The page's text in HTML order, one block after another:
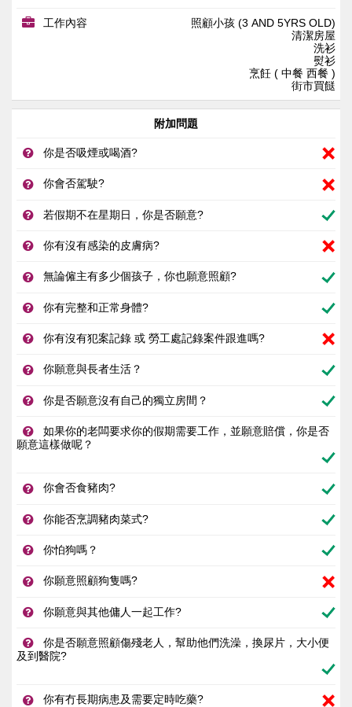
工作內容
照顧小孩 (3 AND 5YRS OLD)
清潔房屋
洗衫
熨衫
烹飪 ( 中餐 西餐 )
街市買餸
附加問題
你是否吸煙或喝酒?
你會否駕駛?
若假期不在星期日，你是否願意?
你有沒有感染的皮膚病?
無論僱主有多少個孩子，你也願意照顧?
你有完整和正常身體?
你有沒有犯案記錄 或 勞工處記錄案件跟進嗎?
你願意與長者生活？
你是否願意沒有自己的獨立房間？
如果你的老闆要求你的假期需要工作，並願意賠償，你是否
願意這樣做呢？
你會否食豬肉?
你能否烹調豬肉菜式?
你怕狗嗎？
你願意照顧狗隻嗎?
你願意與其他傭人一起工作?
你是否願意照顧傷殘老人，幫助他們洗澡，換尿片，大小便
及到醫院?
你有冇長期病患及需要定時吃藥?